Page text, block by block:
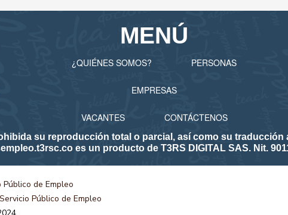
MENÚ
¿QUIÉNES SOMOS? PERSONAS
EMPRESAS
VACANTES CONTÁCTENOS
su reproducción total o parcial, así como su
es un producto de T3RS DIGITAL SAS. Nit.
de Empleo
Público de Empleo